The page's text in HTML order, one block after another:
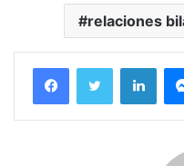
relaciones
FacebookTwitter